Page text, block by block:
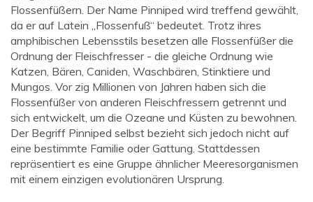
Flossenfüßern. Der Name Pinniped wird treffend gewählt,
da er auf Latein „Flossenfuß“ bedeutet. Trotz ihres
amphibischen Lebensstils besetzen alle Flossenfüßer die
Ordnung der Fleischfresser - die gleiche Ordnung wie
Katzen, Bären, Caniden, Waschbären, Stinktiere und
Mungos. Vor zig Millionen von Jahren haben sich die
Flossenfüßer von anderen Fleischfressern getrennt und
sich entwickelt, um die Ozeane und Küsten zu bewohnen.
Der Begriff Pinniped selbst bezieht sich jedoch nicht auf
eine bestimmte Familie oder Gattung. Stattdessen
repräsentiert es eine Gruppe ähnlicher Meeresorganismen
mit einem einzigen evolutionären Ursprung.